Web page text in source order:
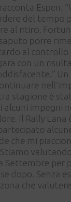
Espen.
del tempo
al ritiro.
porre
al controllo
con un
stagione è
alcuni impegni
Il Rally Lana
che mi
Settembre per
dopo. Senza
che